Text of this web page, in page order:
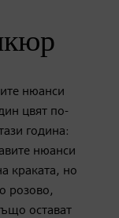
нюанси
цвят по-
година:
нюанси
краката, но
розово,
остават